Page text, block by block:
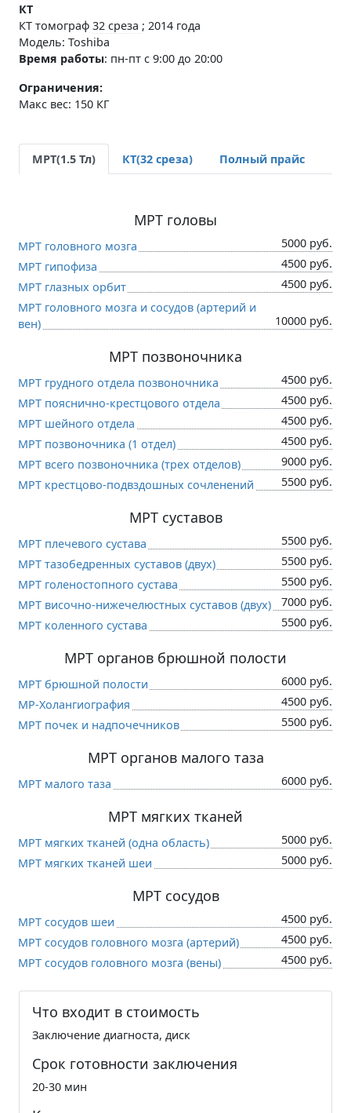
КТ
КТ томограф 32 среза ; 2014 года
Модель: Toshiba
Время работы: пн-пт с 9:00 до 20:00
Ограничения:
Макс вес: 150 КГ
МРТ(1.5 Тл) КТ(32 среза) Полный прайс
МРТ головы
МРТ головного мозга
5000 руб.
МРТ гипофиза
4500 руб.
МРТ глазных орбит
4500 руб.
МРТ головного мозга и сосудов (артерий и
вен)
10000 руб.
МРТ позвоночника
МРТ грудного отдела позвоночника
4500 руб.
МРТ пояснично-крестцового отдела
4500 руб.
МРТ шейного отдела
4500 руб.
МРТ позвоночника (1 отдел)
4500 руб.
МРТ всего позвоночника (трех отделов)
9000 руб.
МРТ крестцово-подвздошных сочленений
5500 руб.
МРТ суставов
МРТ плечевого сустава
5500 руб.
МРТ тазобедренных суставов (двух)
5500 руб.
МРТ голеностопного сустава
5500 руб.
МРТ височно-нижечелюстных суставов (двух)
7000 руб.
МРТ коленного сустава
5500 руб.
МРТ органов брюшной полости
МРТ брюшной полости
6000 руб.
МР-Холангиография
4500 руб.
МРТ почек и надпочечников
5500 руб.
МРТ органов малого таза
МРТ малого таза 6000 руб.
МРТ мягких тканей
МРТ мягких тканей (одна область)
5000 руб.
МРТ мягких тканей шеи
5000 руб.
МРТ сосудов
МРТ сосудов шеи
4500 руб.
МРТ сосудов головного мозга (артерий)
4500 руб.
МРТ сосудов головного мозга (вены)
4500 руб.
Что входит в стоимость
Заключение диагноста, диск
Срок готовности заключения
20-30 мин